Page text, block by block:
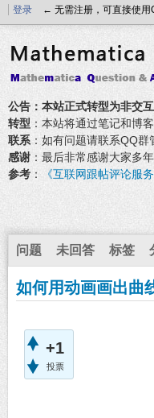
登录 ← 无需注册，可直接使用
公告：本站正式转型为非交
转型 ：本站将通过笔记和博
联系 ：如有问题请联系QQ
感谢 ：最后非常感谢大家多
参考 ： 《互联网跟帖评论服
问题 未回答 标签
如何用动画画出曲
+1
投票